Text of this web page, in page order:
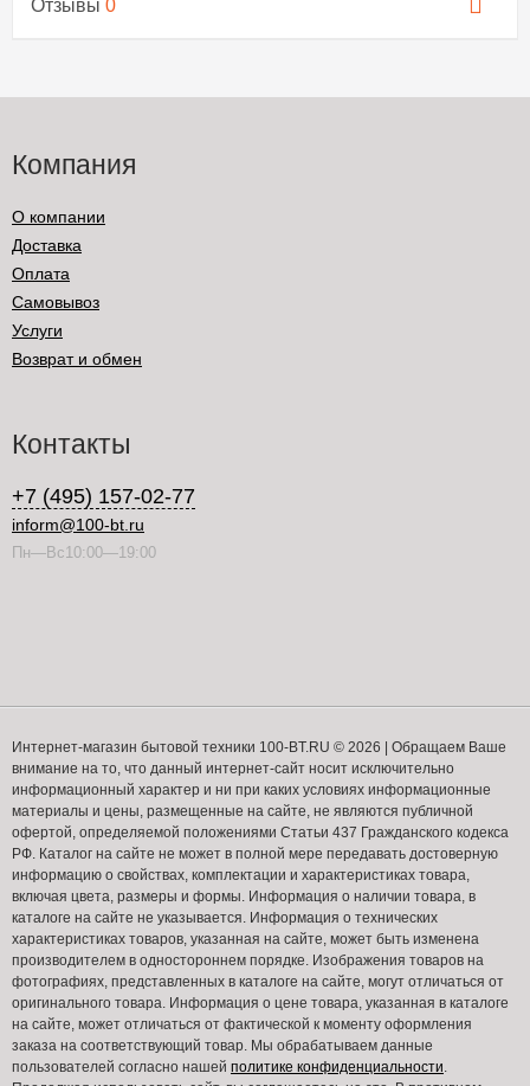
Отзывы 0
Компания
О компании
Доставка
Оплата
Самовывоз
Услуги
Возврат и обмен
Контакты
+7 (495) 157-02-77
inform@100-bt.ru
Пн—Вс10:00—19:00
Интернет-магазин бытовой техники 100-BT.RU © 2026 | Обращаем Ваше
внимание на то, что данный интернет-сайт носит исключительно
информационный характер и ни при каких условиях информационные
материалы и цены, размещенные на сайте, не являются публичной
офертой, определяемой положениями Статьи 437 Гражданского кодекса
РФ. Каталог на сайте не может в полной мере передавать достоверную
информацию о свойствах, комплектации и характеристиках товара,
включая цвета, размеры и формы. Информация о наличии товара, в
каталоге на сайте не указывается. Информация о технических
характеристиках товаров, указанная на сайте, может быть изменена
производителем в одностороннем порядке. Изображения товаров на
фотографиях, представленных в каталоге на сайте, могут отличаться от
оригинального товара. Информация о цене товара, указанная в каталоге
на сайте, может отличаться от фактической к моменту оформления
заказа на соответствующий товар. Мы обрабатываем данные
пользователей согласно нашей политике конфиденциальности.